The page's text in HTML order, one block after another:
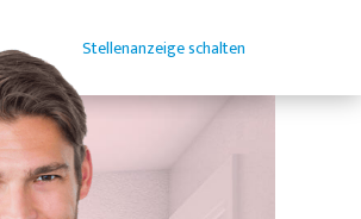
Stellenanzeige schalten